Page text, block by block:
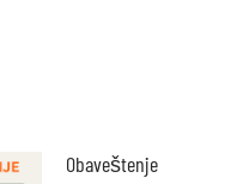
Obaveštenje